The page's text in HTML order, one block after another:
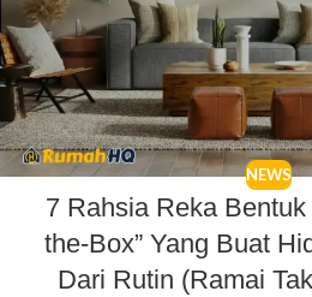
NEWS
7 Rahsia Reka Bentuk
the-Box” Yang Buat
Dari Rutin (Ramai